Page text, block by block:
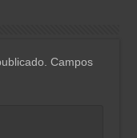
Campos